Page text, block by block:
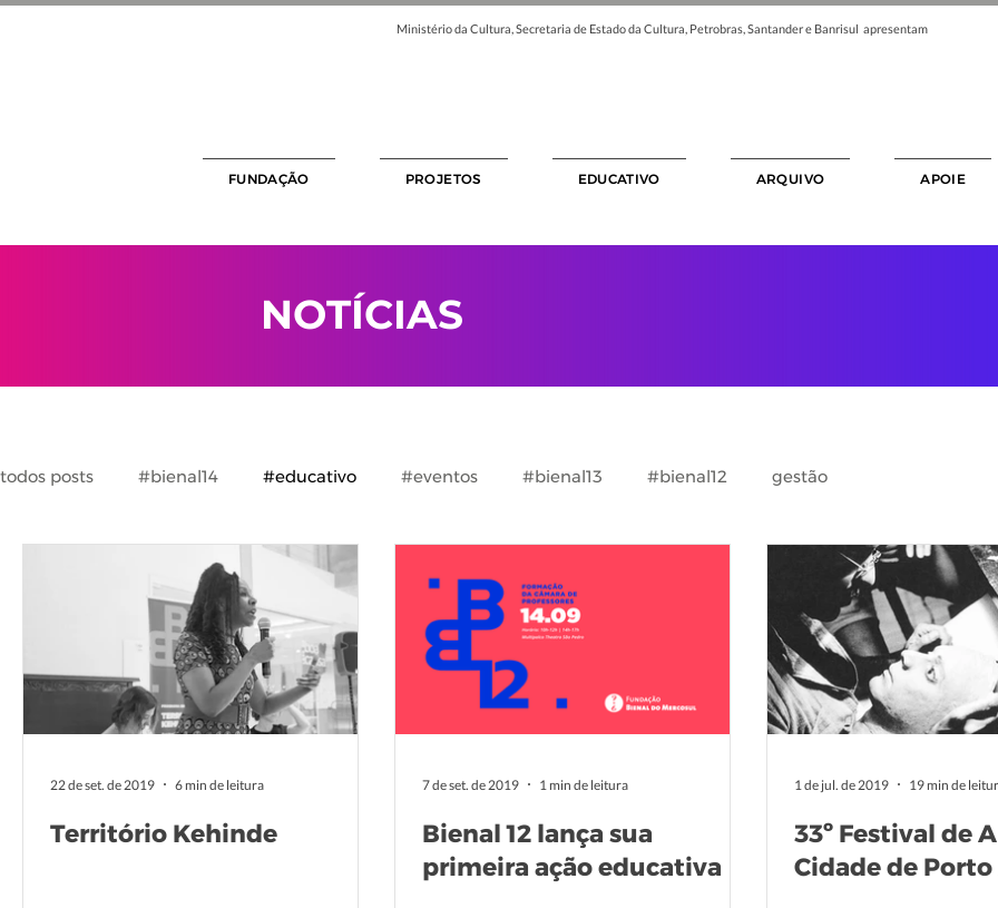
Ministério da Cultura, Secretaria de Estado da Cultura, Petrobras, Santander e Banrisul apresentam
FUNDAÇÃO PROJETOS EDUCATIVO ARQUIVO APOIE
NOTÍCIAS
todos posts #bienal14 #educativo #eventos #bienal13 #bienal12 gestão
Território Kehinde
22 de set. de 2019 6 min de leitura
Bienal 12 lança sua
primeira ação educativa
7 de set. de 2019 1 min de leitura
33º Festival de
Cidade de
1 de jul. de 2019 19 min de